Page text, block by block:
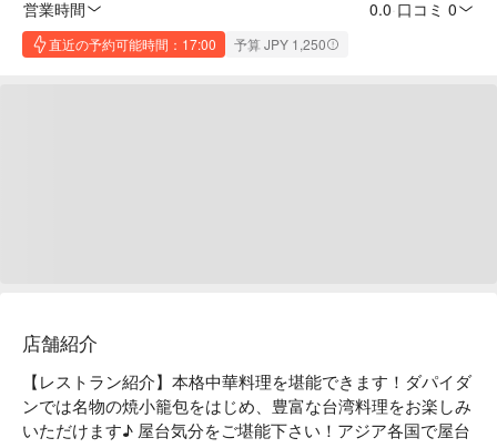
営業時間
0.0 口コミ 0
直近の予約可能時間：17:00 予算 JPY 1,250
店舗紹介
【レストラン紹介】本格中華料理を堪能できます！ダパイダ
ンでは名物の焼小籠包をはじめ、豊富な台湾料理をお楽しみ
いただけます♪ 屋台気分をご堪能下さい！アジア各国で屋台